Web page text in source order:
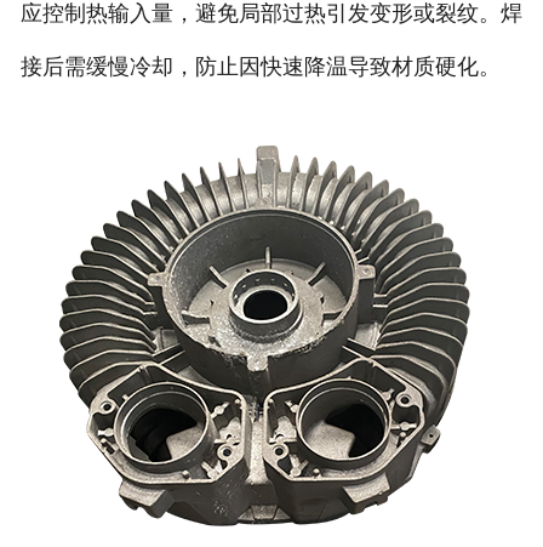
应控制热输入量，避免局部过热引发变形或裂纹。焊
接后需缓慢冷却，防止因快速降温导致材质硬化。